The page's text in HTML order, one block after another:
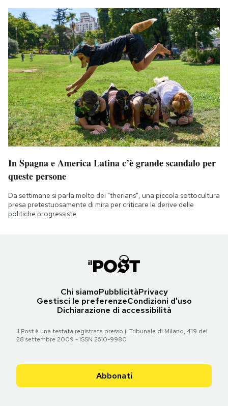
In Spagna e America Latina c’è grande scandalo per
queste persone
Da settimane si parla molto dei "therians", una piccola sottocultura
presa pretestuosamente di mira per criticare le derive delle
politiche progressiste
Chi siamoPubblicitàPrivacy
Gestisci le preferenzeCondizioni d'uso
Dichiarazione di accessibilità
Il Post è una testata registrata presso il Tribunale di Milano, 419 del
28 settembre 2009 - ISSN 2610-9980
Abbonati